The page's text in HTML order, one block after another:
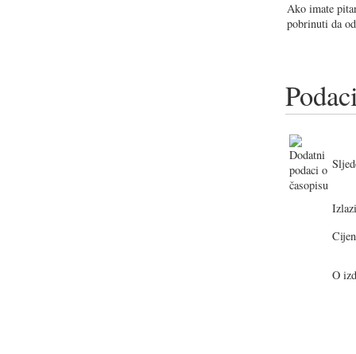
Ako imate
pobrinuti da
O